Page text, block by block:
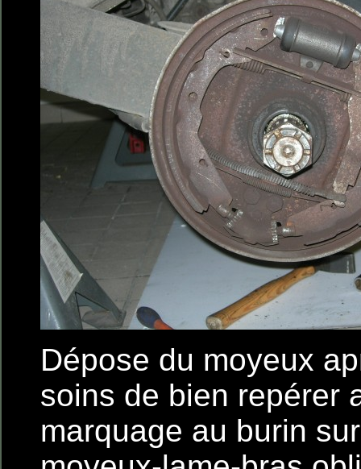
Dépose du moyeux
soins de bien repérer
marquage au burin